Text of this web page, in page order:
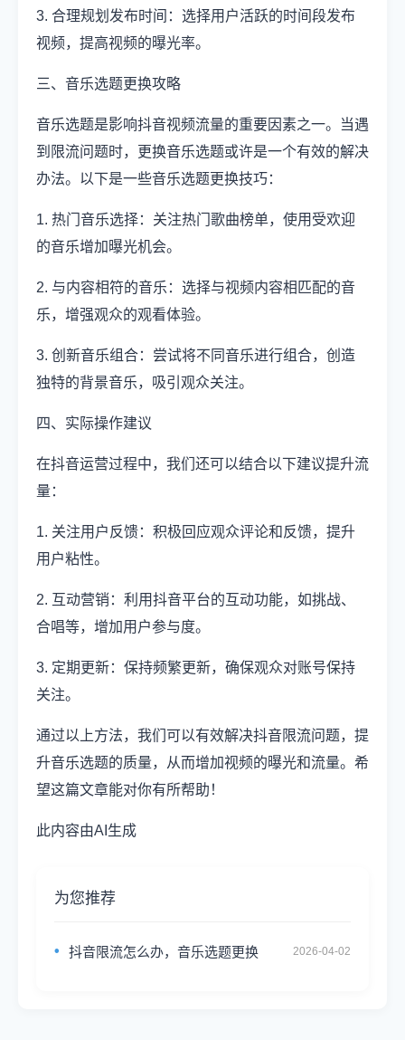
3. 合理规划发布时间：选择用户活跃的时间段发布
视频，提高视频的曝光率。
三、音乐选题更换攻略
音乐选题是影响抖音视频流量的重要因素之一。当遇
到限流问题时，更换音乐选题或许是一个有效的解决
办法。以下是一些音乐选题更换技巧：
1. 热门音乐选择：关注热门歌曲榜单，使用受欢迎
的音乐增加曝光机会。
2. 与内容相符的音乐：选择与视频内容相匹配的音
乐，增强观众的观看体验。
3. 创新音乐组合：尝试将不同音乐进行组合，创造
独特的背景音乐，吸引观众关注。
四、实际操作建议
在抖音运营过程中，我们还可以结合以下建议提升流
量：
1. 关注用户反馈：积极回应观众评论和反馈，提升
用户粘性。
2. 互动营销：利用抖音平台的互动功能，如挑战、
合唱等，增加用户参与度。
3. 定期更新：保持频繁更新，确保观众对账号保持
关注。
通过以上方法，我们可以有效解决抖音限流问题，提
升音乐选题的质量，从而增加视频的曝光和流量。希
望这篇文章能对你有所帮助！
此内容由AI生成
为您推荐
抖音限流怎么办，音乐选题更换 2026-04-02